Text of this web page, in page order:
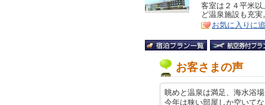
リ
ア
特
徴
客室は２４平米
ど温泉施設も充
お気に入りに
お客さまの声
眺めと温泉は満足、海水浴
今年は狭い部屋しか空いて